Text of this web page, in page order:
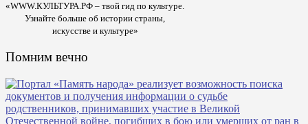
«WWW.КУЛЬТУРА.РФ – твой гид по культуре.
Узнайте больше об истории страны,
искусстве и культуре»
Помним вечно